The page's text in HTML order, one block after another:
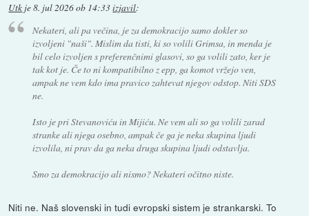
Utk je8. jul 2026 ob 14:33izjavil:
Nekateri, ali pa večina, je za demokracijo samo dokler so
izvoljeni "naši". Mislim da tisti, ki so volili Grimsa, in menda je
bil celo izvoljen s preferenčnimi glasovi, so ga volili zato, ker je
tak kot je. Če to ni kompatibilno z epp, ga komot vržejo ven,
ampak ne vem kdo ima pravico zahtevat njegov odstop. Niti SDS
ne.
Isto je pri Stevanoviću in Mijiću. Ne vem ali so ga volili zarad
stranke ali njega osebno, ampak če ga je neka skupina ljudi
izvolila, ni prav da ga neka druga skupina ljudi odstavlja.
Smo za demokracijo ali nismo? Nekateri očitno niste.
Niti ne. Naš slovenski in tudi evropski sistem je strankarski. To